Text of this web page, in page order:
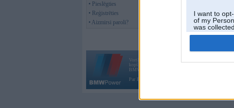
I want to
of my
was
Opted Out
• Pieslēgties
• Reģistrēties
• Aizmirsi paroli?
Vortāls BMWPower.lv darbojas
kopš 2002. gada 14. maija. Tas nav auto klubs un nav
BMW AG.
Par BMWPower